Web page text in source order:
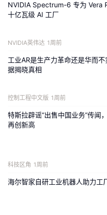
比，Vera Rubin 在大规模部
倍。
词，就可能触发一个包
应生成在内的多个环节，
NVIDIA 创始人兼首席
Rubin 正是为这一刻而
出智能的 AI 工厂引擎，
的性能、能效与安全性。”
整内容：
NVIDIA Spectrum-6 专为 Vera
十亿瓦级 AI 工厂
NVIDIA英伟达 1周前
工业AR是生产力革命还是华而
据揭晓真相
控制工程中文版 1周前
特斯拉辟谣“出售中国业务”传闻
再创新高
科技区角 1周前
海尔智家自研工业机器人助力工